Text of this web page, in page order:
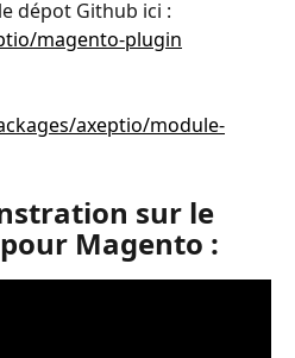
dépot Github ici :
magento-plugin
axeptio/module-
sur le
Magento :